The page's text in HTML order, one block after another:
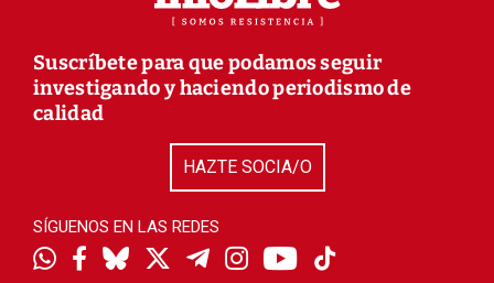
Suscríbete para que podamos seguir
investigando y haciendo periodismo de
calidad
HAZTE SOCIA/O
SÍGUENOS EN LAS REDES